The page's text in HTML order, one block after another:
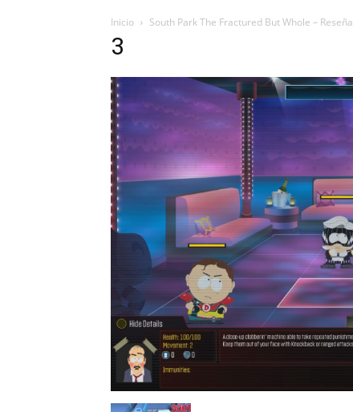
Inicio South Park The Fractured But Whole – Reseña
3